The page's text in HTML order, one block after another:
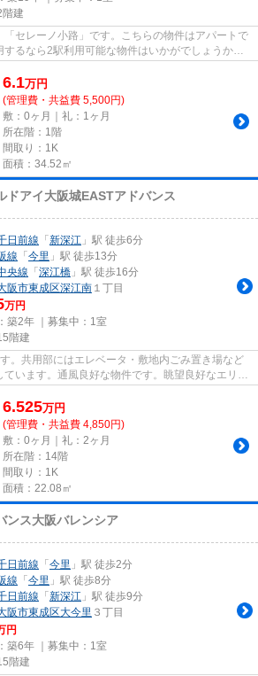
建
セレーノ小路」です。こちらの物件はアパートで
るなら2駅利用可能な物件はいかがでしょうか。
生...
6.1万円
(管理費・共益費 5,500円)
敷：0ヶ月｜礼：1ヶ月
所在階：1階
間取り：1K
面積：34.52㎡
ドアイ大阪城EASTアドバンス
日前線 「新深江 」駅 徒歩6分
線 「今里 」駅 徒歩13分
央線 「深江橋 」駅 徒歩16分
阪市東成区深江南 １丁目
万円
築2年 ｜募集中： 1室
階建
。共用部にはエレベータ・敷地内ごみ置き場など
います。通風良好な物件です。眺望良好なエリア
階...
6.525万円
(管理費・共益費 4,850円)
敷：0ヶ月｜礼：2ヶ月
所在階：14階
間取り：1K
面積：22.08㎡
ンス大阪バレンシア
日前線 「今里 」駅 徒歩2分
線 「今里 」駅 徒歩8分
日前線 「新深江 」駅 徒歩9分
阪市東成区大今里 ３丁目
円
築6年 ｜募集中： 1室
階建